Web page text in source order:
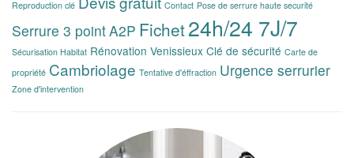
Reproduction clé
Contact Pose de serrure haute securité
Serrure 3 pointA2P Fichet24h/24 7J/7
Sécurisation Habitat Rénovation Venissieux Clé de sécurité Carte de
propriété Cambriolage Tentative d'éffraction Urgence serrurier
Zone d'intervention